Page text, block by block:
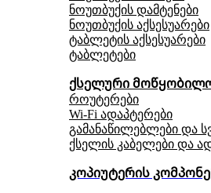
ნოუთბუქის დამტენები
ნოუთბუქის აქსესუარები
ტაბლეტის აქსესუარები
ტაბლეტები
ქსელური
როუტერები
Wi-Fi ადაპტერები
გამანაწილებლები და
ქსელის კაბელები და
კოპიუტერის